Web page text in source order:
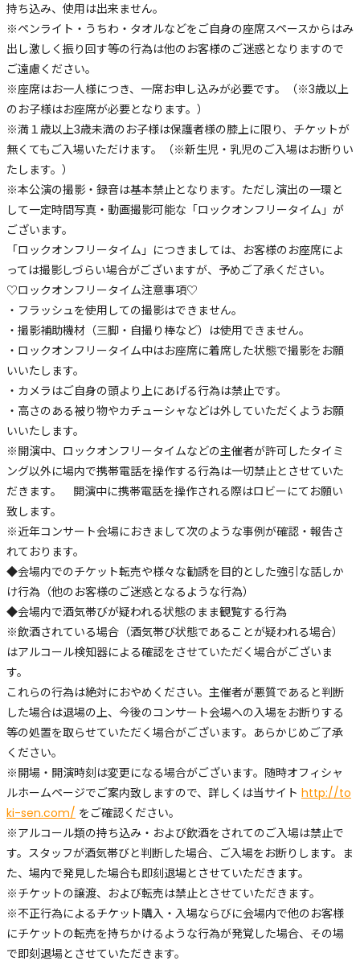
持ち込み、使用は出来ません。
※ペンライト・うちわ・タオルなどをご自身の座席スペースからはみ
出し激しく振り回す等の行為は他のお客様のご迷惑となりますので
ご遠慮ください。
※座席はお一人様につき、一席お申し込みが必要です。（※3歳以上
のお子様はお座席が必要となります。）
※満１歳以上3歳未満のお子様は保護者様の膝上に限り、チケットが
無くてもご入場いただけます。（※新生児・乳児のご入場はお断りい
たします。）
※本公演の撮影・録音は基本禁止となります。ただし演出の一環と
して一定時間写真・動画撮影可能な「ロックオンフリータイム」が
ございます。
「ロックオンフリータイム」につきましては、お客様のお座席によ
っては撮影しづらい場合がございますが、予めご了承ください。
♡ロックオンフリータイム注意事項♡
・フラッシュを使用しての撮影はできません。
・撮影補助機材（三脚・自撮り棒など）は使用できません。
・ロックオンフリータイム中はお座席に着席した状態で撮影をお願
いいたします。
・カメラはご自身の頭より上にあげる行為は禁止です。
・高さのある被り物やカチューシャなどは外していただくようお願
いいたします。
※開演中、ロックオンフリータイムなどの主催者が許可したタイミ
ング以外に場内で携帯電話を操作する行為は一切禁止とさせていた
だきます。 開演中に携帯電話を操作される際はロビーにてお願い
致します。
※近年コンサート会場におきまして次のような事例が確認・報告さ
れております。
◆会場内でのチケット転売や様々な勧誘を目的とした強引な話しか
け行為（他のお客様のご迷惑となるような行為）
◆会場内で酒気帯びが疑われる状態のまま観覧する行為
※飲酒されている場合（酒気帯び状態であることが疑われる場合）
はアルコール検知器による確認をさせていただく場合がございま
す。
これらの行為は絶対におやめください。主催者が悪質であると判断
した場合は退場の上、今後のコンサート会場への入場をお断りする
等の処置を取らせていただく場合がございます。あらかじめご了承
ください。
※開場・開演時刻は変更になる場合がございます。随時オフィシャ
ルホームページでご案内致しますので、詳しくは当サイト http://to
ki-sen.com/ をご確認ください。
※アルコール類の持ち込み・および飲酒をされてのご入場は禁止で
す。スタッフが酒気帯びと判断した場合、ご入場をお断りします。ま
た、場内で発見した場合も即刻退場とさせていただきます。
※チケットの譲渡、および転売は禁止とさせていただきます。
※不正行為によるチケット購入・入場ならびに会場内で他のお客様
にチケットの転売を持ちかけるような行為が発覚した場合、その場
で即刻退場とさせていただきます。